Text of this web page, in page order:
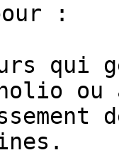
:
qui